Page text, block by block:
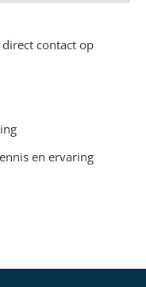
contact op
en ervaring